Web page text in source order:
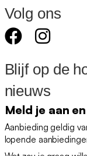
Volg ons
Blijf op de
nieuws
Meld je aan
Aanbieding geldig
lopende